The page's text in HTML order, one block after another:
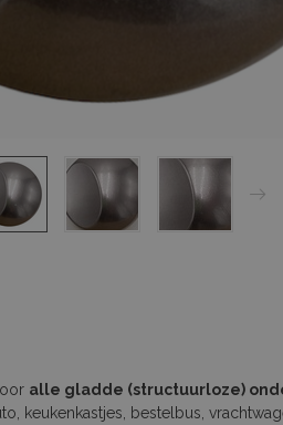
alle gladde (structuurloze)
keukenkastjes, bestelbus,